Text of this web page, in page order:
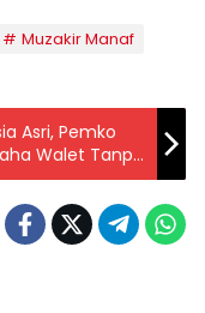
Muzakir Manaf
Asri, Pemko
Walet Tanpa